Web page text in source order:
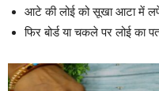
आटे की लोई को सूखा आटा में
फिर बोर्ड या चकले पर लोई का